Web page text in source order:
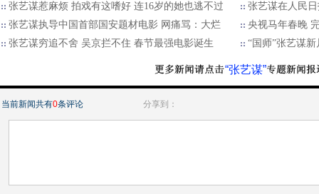
张艺谋惹麻烦 拍戏有这嗜好 连16岁的她也逃不过
张艺谋在人民
张艺谋执导中国首部国安题材电影 网痛骂：大烂
央视马年春晚
张艺谋穷追不舍 吴京拦不住 春节最强电影诞生
“国师”张艺谋
“张艺谋”
当前新闻共有0条评论 分享到：